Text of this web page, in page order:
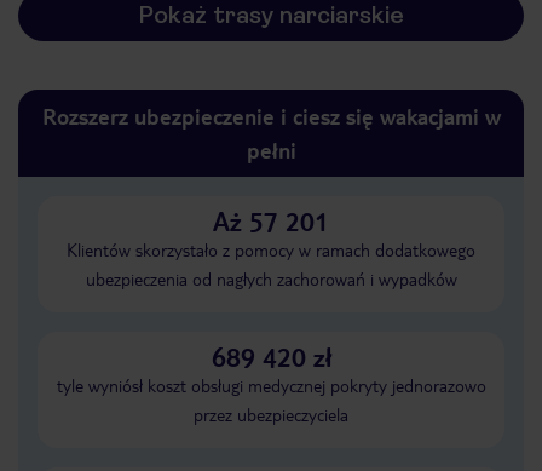
Pokaż trasy narciarskie
Rozszerz ubezpieczenie i ciesz się wakacjami w
pełni
Aż 57 201
Klientów skorzystało z pomocy w ramach dodatkowego
ubezpieczenia od nagłych zachorowań i wypadków
689 420 zł
tyle wyniósł koszt obsługi medycznej pokryty jednorazowo
przez ubezpieczyciela